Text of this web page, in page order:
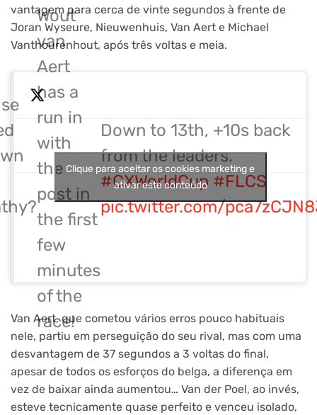
vantagem para cerca de vinte segundos à frente de
Joran Wyseure, Nieuwenhuis, Van Aert e Michael
Vanthourenhout, após três voltas e meia.
Wout
van
Aert
has a
run in
with
the
post in
the first
few
minutes
of the
race!
Down to 13th, +10s back
from the leaders.
#CXWorldCup #FLCS
pic.twitter.com/
Clique para aceitar os cookies marketing e
ativar este conteúdo
Van Aert, que cometou vários erros pouco habituais
nele, partiu em perseguição do seu rival, mas com uma
desvantagem de 37 segundos a 3 voltas do final,
apesar de todos os esforços do belga, a diferença em
vez de baixar ainda aumentou… Van der Poel, ao invés,
esteve tecnicamente quase perfeito e venceu isolado,